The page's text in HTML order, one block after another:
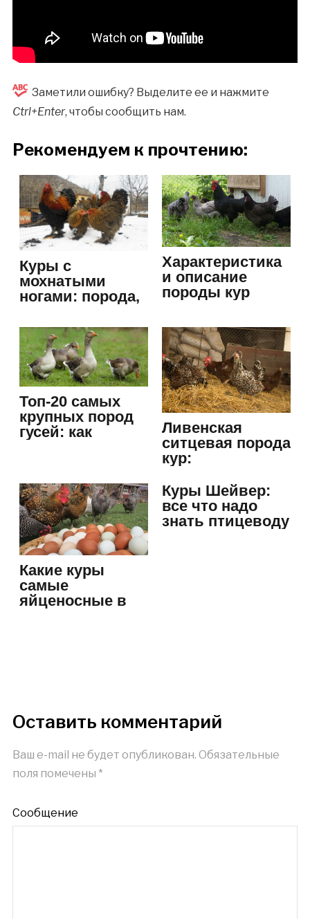
Заметили ошибку? Выделите ее и нажмите
Ctrl+Enter, чтобы сообщить нам.
Рекомендуем к прочтению:
Куры с
мохнатыми
ногами: порода,
внешний вид
Характеристика
и описание
породы кур
Топ-20 самых
крупных пород
гусей: как
Ливенская
ситцевая порода
кур:
истокам
Какие куры
самые
яйценосные в
Куры Шейвер:
все что надо
знать птицеводу
Оставить комментарий
Ваш e-mail не будет опубликован. Обязательные
поля помечены *
Сообщение